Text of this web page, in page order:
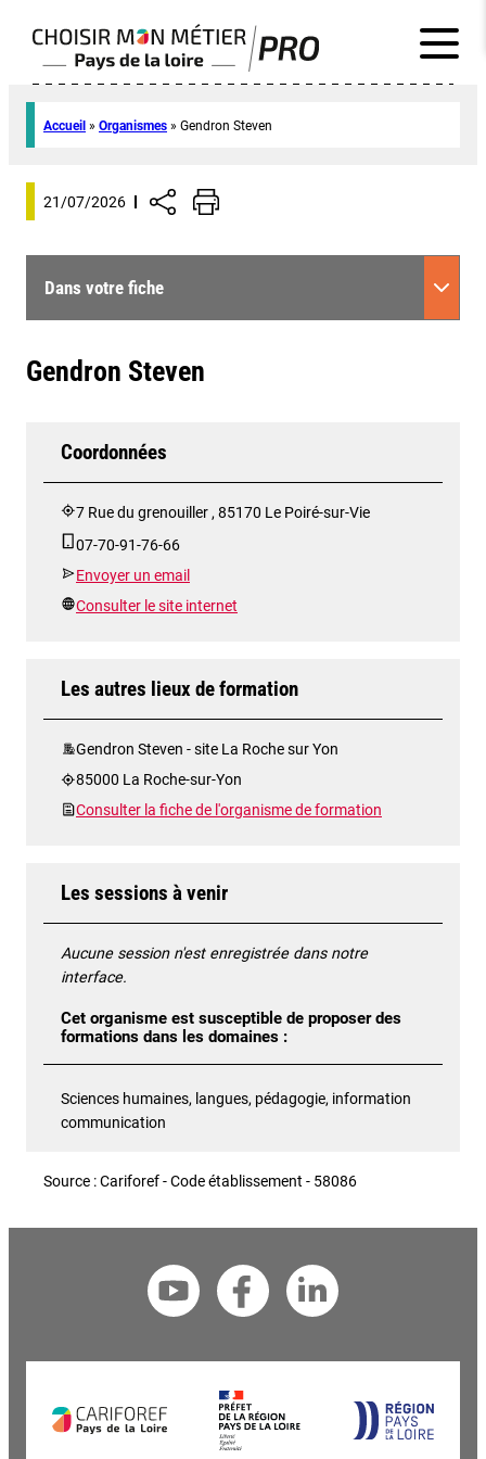
Accueil » Organismes » Gendron Steven
21/07/2026
Dans votre fiche
Gendron Steven
Coordonnées
7 Rue du grenouiller , 85170 Le Poiré-sur-Vie
07-70-91-76-66
Envoyer un email
Consulter le site internet
Les autres lieux de formation
Gendron Steven - site La Roche sur Yon
85000 La Roche-sur-Yon
Consulter la fiche de l'organisme de formation
Les sessions à venir
Aucune session n'est enregistrée dans notre
interface.
Cet organisme est susceptible de proposer des
formations dans les domaines :
Sciences humaines, langues, pédagogie, information
communication
Source : Cariforef - Code établissement - 58086